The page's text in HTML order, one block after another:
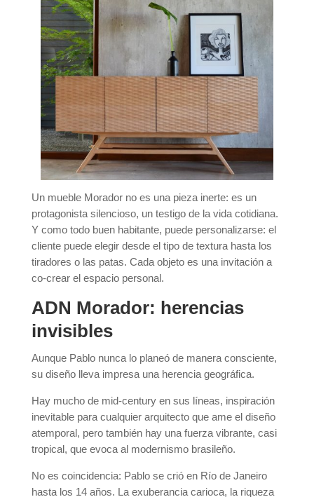
Un mueble Morador no es una pieza inerte: es un
protagonista silencioso, un testigo de la vida cotidiana.
Y como todo buen habitante, puede personalizarse: el
cliente puede elegir desde el tipo de textura hasta los
tiradores o las patas. Cada objeto es una invitación a
co-crear el espacio personal.
ADN Morador: herencias
invisibles
Aunque Pablo nunca lo planeó de manera consciente,
su diseño lleva impresa una herencia geográfica.
Hay mucho de mid-century en sus líneas, inspiración
inevitable para cualquier arquitecto que ame el diseño
atemporal, pero también hay una fuerza vibrante, casi
tropical, que evoca al modernismo brasileño.
No es coincidencia: Pablo se crió en Río de Janeiro
hasta los 14 años. La exuberancia carioca, la riqueza